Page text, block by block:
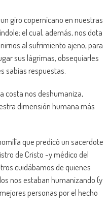
giro copernicano en nuestras
el cual, además, nos dota
al sufrimiento ajeno, para
sus lágrimas, obsequiarles
sabias respuestas.
costa nos deshumaniza,
dimensión humana más
que predicó un sacerdote
de Cristo -y médico del
cuidábamos de quienes
nos estaban humanizando (y
personas por el hecho